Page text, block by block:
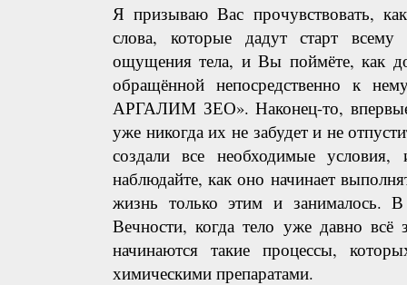
Я призываю Вас прочувствовать,
слова, которые дадут старт всему
ощущения тела, и Вы поймёте, как
обращённой непосредственно к
АРГАЛИМ ЗЕО». Наконец-то,
уже никогда их не забудет и не
создали все необходимые
наблюдайте, как оно начинает
жизнь только этим и занималось.
Вечности, когда тело уже давно всё
начинаются такие процессы,
химическими препаратами.